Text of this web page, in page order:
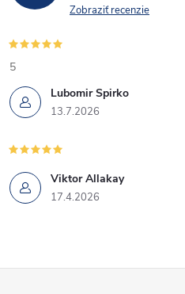
Zobraziť recenzie
Lubomir Spirko
13.7.2026
5
Viktor Allakay
17.4.2026